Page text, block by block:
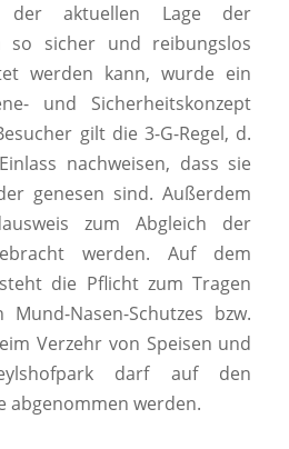
der aktuellen Lage der
so sicher und reibungslos
werden kann, wurde ein
und Sicherheitskonzept
gilt die 3-G-Regel, d.
nachweisen, dass sie
genesen sind. Außerdem
zum Abgleich der
werden. Auf dem
die Pflicht zum Tragen
Mund-Nasen-Schutzes bzw.
Verzehr von Speisen und
darf auf den
abgenommen werden.